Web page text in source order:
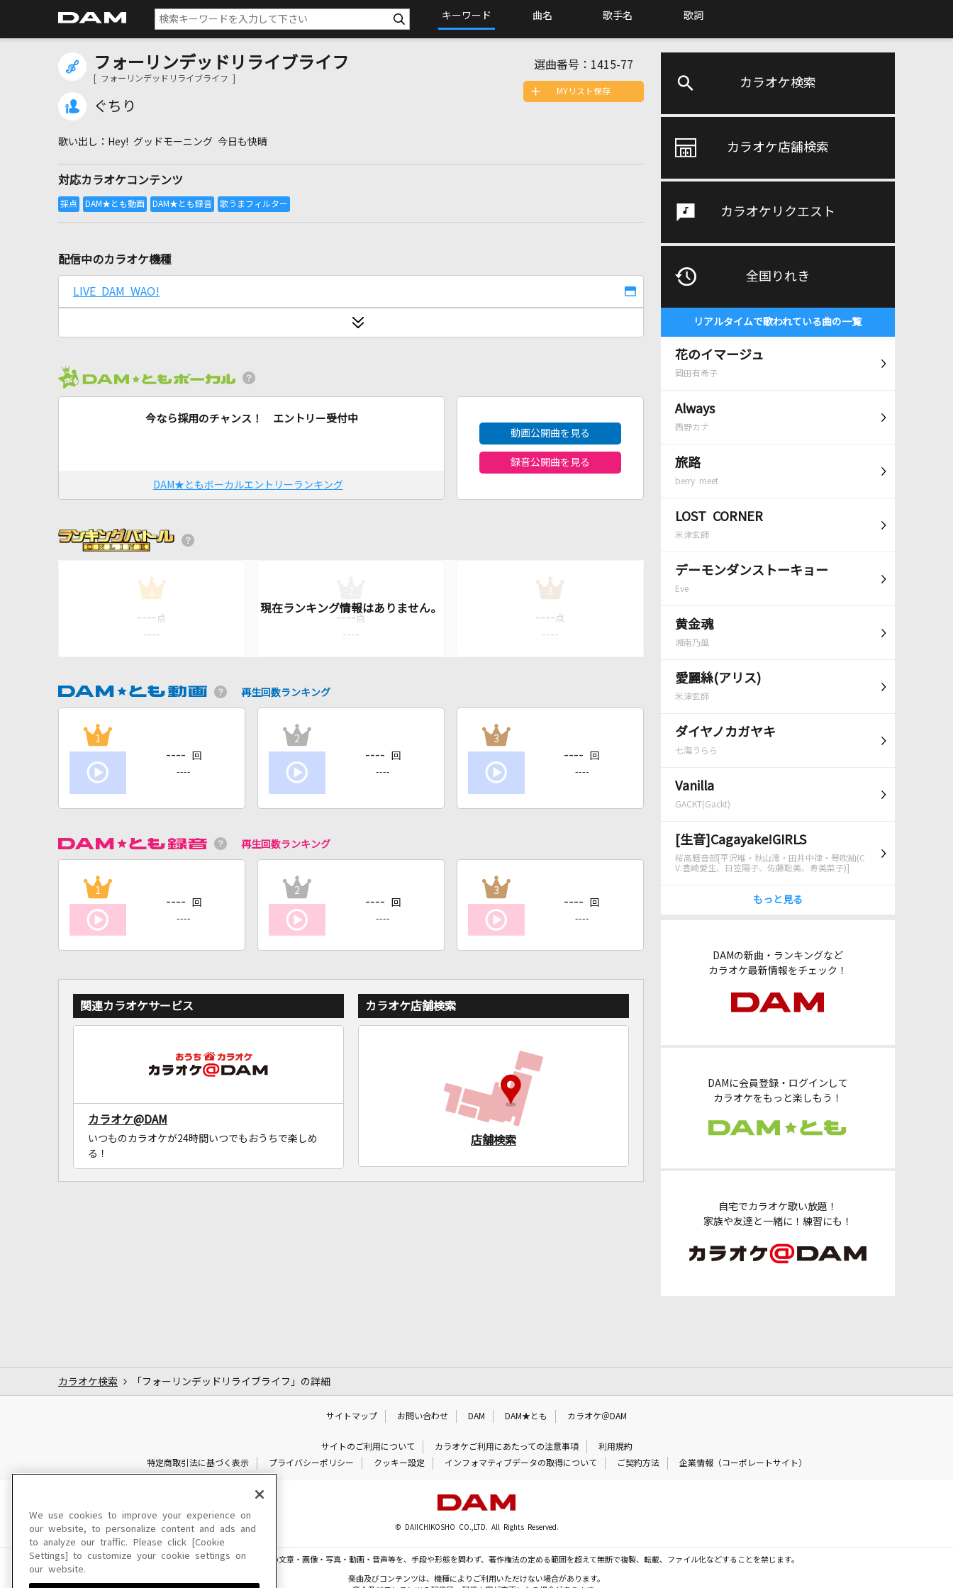
キーワード 曲名 歌手名 歌詞
カラオケ検索
カラオケ店舗検索
カラオケリクエスト
全国りれき
リアルタイムで歌われている曲の一覧
花のイマージュ
岡田有希子
Always
西野カナ
旅路
berry meet
LOST CORNER
米津玄師
デーモンダンストーキョー
Eve
黄金魂
湘南乃風
愛麗絲(アリス)
米津玄師
ダイヤノカガヤキ
七海うらら
Vanilla
GACKT(Gackt)
[生音]Cagayake!GIRLS
桜高軽音部[平沢唯・秋山澪・田井中律・琴吹紬(C
V:豊崎愛生、日笠陽子、佐藤聡美、寿美菜子)]
もっと見る
DAMの新曲・ランキングなど
カラオケ最新情報をチェック！
DAMに会員登録・ログインして
カラオケをもっと楽しもう！
自宅でカラオケ歌い放題！
家族や友達と一緒に！練習にも！
フォーリンデッドリライブライフ
[ フォーリンデッドリライブライフ ]
ぐちり
選曲番号： 1415-77
Hey! グッドモーニング 今日も快晴
対応カラオケコンテンツ
MYリスト保存
配信中のカラオケ機種
LIVE DAM WAO!
今なら採用のチャンス！ エントリー受付中
DAM★ともボーカルエントリーランキング
動画公開曲を見る
録音公開曲を見る
1
---- 点
----
---- 点
----
3
---- 点
----
再生回数ランキング
1
---- 回
----
2
---- 回
----
3
---- 回
----
再生回数ランキング
1
---- 回
----
2
---- 回
----
3
---- 回
----
関連カラオケサービス
カラオケ@DAM
いつものカラオケが24時間いつでもおうちで楽しめ
る！
カラオケ店舗検索
店舗検索
カラオケ検索 「フォーリンデッドリライブライフ」の詳細
サイトマップ お問い合わせ DAM DAM★とも カラオケ＠DAM
サイトのご利用について カラオケご利用にあたっての注意事項
利用規約
特定商取引法に基づく表示
プライバシーポリシー クッキー設定 インフォマティブデータの取得について ご契約方法 企業情報（コーポレートサイト）
© DAIICHIKOSHO CO.,LTD. All Rights Reserved.
このサイトに掲載されている一切の文章・画像・写真・動画・音声等を、手段や形態を問わず、著作権法の定める範囲を超えて無断で複製、転載、ファイル化などすることを禁じます。
楽曲及びコンテンツは、機種によりご利用いただけない場合があります。
We use cookies to improve your experience on
our website, to personalize content and ads and
to analyze our traffic. Please click [Cookie
Settings] to customize your cookie settings on
our website.